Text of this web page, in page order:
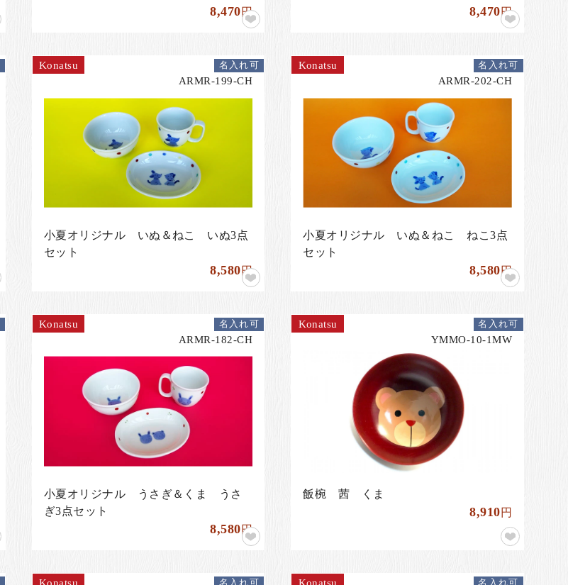
8,470円 8,470円
Konatsu
ARMR-199-CH
名入れ可
小夏オリジナル いぬ＆ねこ いぬ3点
セット
8,580円
Konatsu
ARMR-202-CH
名入れ可
小夏オリジナル いぬ＆ねこ ねこ3点
セット
8,580円
Konatsu
ARMR-182-CH
名入れ可
小夏オリジナル うさぎ＆くま うさ
ぎ3点セット
8,580円
Konatsu
YMMO-10-1MW
名入れ可
飯椀 茜 くま
8,910円
Konatsu 名入れ可 Konatsu 名入れ可